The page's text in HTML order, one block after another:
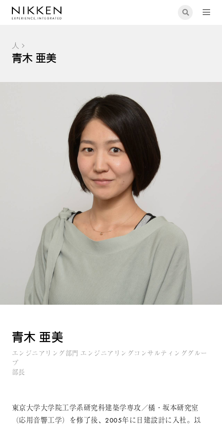
人
青木 亜美
青木 亜美
エンジニアリング部門 エンジニアリングコンサルティンググルー
プ
部長
東京大学大学院工学系研究科建築学専攻／橘・坂本研究室
（応用音響工学）を修了後、2005年に日建設計に入社。以